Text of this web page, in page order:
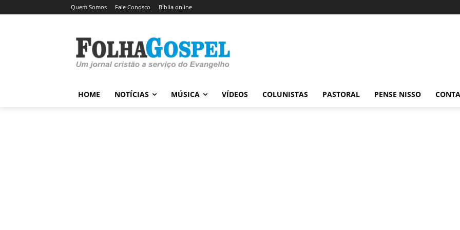
Quem Somos Fale Conosco Bíblia online
HOME NOTÍCIAS MÚSICA VÍDEOS COLUNISTAS PASTORAL PENSE NISSO